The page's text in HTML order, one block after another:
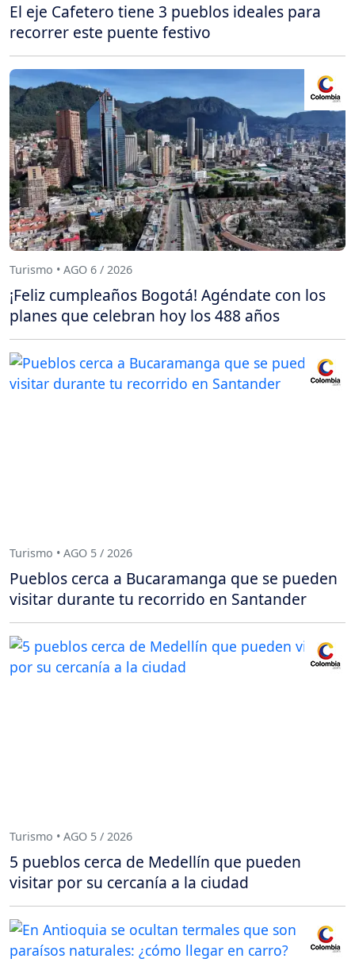
El eje Cafetero tiene 3 pueblos ideales para
recorrer este puente festivo
Turismo • AGO 6 / 2026
¡Feliz cumpleaños Bogotá! Agéndate con los
planes que celebran hoy los 488 años
Turismo • AGO 5 / 2026
Pueblos cerca a Bucaramanga que se pueden
visitar durante tu recorrido en Santander
Turismo • AGO 5 / 2026
5 pueblos cerca de Medellín que pueden
visitar por su cercanía a la ciudad